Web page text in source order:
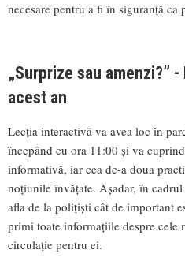
necesare pentru a fi în siguranță ca
„Surprize sau amenzi?”
acest an
Lecția interactivă va avea loc în
începând cu ora 11:00 și va
informativă, iar cea de-a doua
noțiunile învățate. Așadar, în
afla de la polițiști cât de important
primi toate informațiile despre cele
circulație pentru ei.